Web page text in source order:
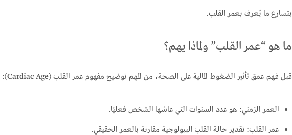
بتسارع ما يُعرف بعمر القلب.
ما هو “عمر القلب” ولماذا يهم؟
قبل فهم عمق تأثير الضغوط المالية على الصحة، من المهم توضيح مفهوم عمر القلب (Cardiac Age):
العمر الزمني: هو عدد السنوات التي عاشها الشخص فعليًا.
عمر القلب: تقدير حالة القلب البيولوجية مقارنة بالعمر الحقيقي.